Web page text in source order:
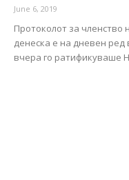
June 6, 2019
Протоколот за
денеска е на дневен ред
вчера го ратификуваше